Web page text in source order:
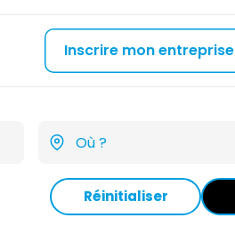
Inscrire mon entreprise
Réinitialiser